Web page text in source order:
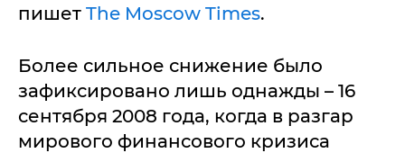
пишет The Moscow Times.
Более сильное снижение было
зафиксировано лишь однажды – 16
сентября 2008 года, когда в разгар
мирового финансового кризиса